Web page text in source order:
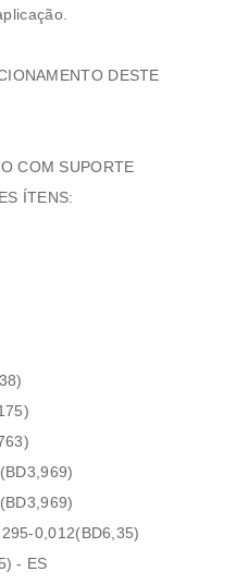
DESTE
COM SUPORTE
ÍTENS:
0,012(BD6,35)
- ES